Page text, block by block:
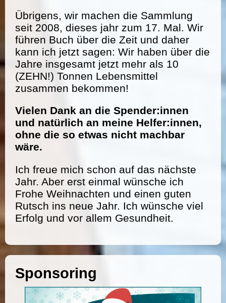
Übrigens, wir machen die Sammlung
seit 2008, dieses jahr zum 17. Mal. Wir
führen Buch über die Zeit und daher
kann ich jetzt sagen: Wir haben über die
Jahre insgesamt jetzt mehr als 10
(ZEHN!) Tonnen Lebensmittel
zusammen bekommen!
Vielen Dank an die Spender:innen
und natürlich an meine Helfer:innen,
ohne die so etwas nicht machbar
wäre.
Ich freue mich schon auf das nächste
Jahr. Aber erst einmal wünsche ich
Frohe Weihnachten und einen guten
Rutsch ins neue Jahr. Ich wünsche viel
Erfolg und vor allem Gesundheit.
Sponsoring